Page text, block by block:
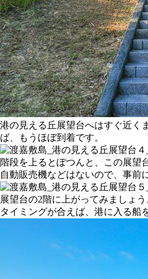
港の見える丘展望台へはすぐ近く
ば、もうほぼ到着です。
階段を上るとぽつんと、この展望
自動販売機などはないので、事前
展望台の2階に上がってみましょ
タイミングが合えば、港に入る船